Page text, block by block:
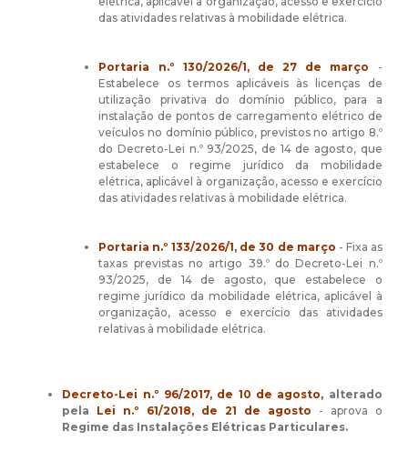
das atividades relativas à mobilidade elétrica.
Portaria n.º 130/2026/1, de 27 de março -
Estabelece os termos aplicáveis às licenças de
utilização privativa do domínio público, para a
instalação de pontos de carregamento elétrico de
veículos no domínio público, previstos no artigo 8.º
doDecreto-Lei n.º 93/2025, de 14 de agosto, que
estabelece o regime jurídico da mobilidade
elétrica, aplicável à organização, acesso e exercício
das atividades relativas à mobilidade elétrica.
Portaria n.º 133/2026/1, de 30 de março - Fixa as
taxas previstas no artigo 39.º doDecreto-Lei n.º
93/2025, de 14 de agosto, que estabelece o
regime jurídico da mobilidade elétrica, aplicável à
organização, acesso e exercício das atividades
relativas à mobilidade elétrica.
Decreto-Lei n.º 96/2017, de 10 de agosto, alterado
pela Lei n.º 61/2018, de 21 de agosto - aprova o
Regime das Instalações Elétricas Particulares.